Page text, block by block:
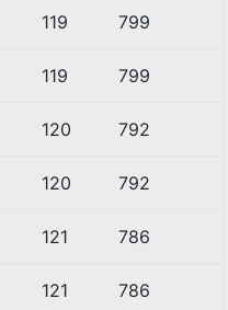
119 799
119 799
120 792
120 792
121 786
121 786